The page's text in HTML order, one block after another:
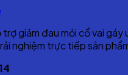
giảm đau mỏi cổ vai
nghiệm trực tiếp sản